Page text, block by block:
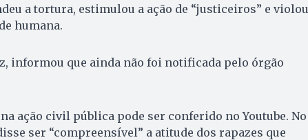
a tortura, estimulou a ação de “justiceiros” e violou
humana.
informou que ainda não foi notificada pelo órgão
ação civil pública pode ser conferido no Youtube. No
ser “compreensível” a atitude dos rapazes que